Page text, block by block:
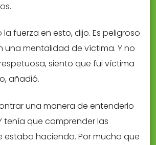
fuerza en esto, dijo. Es peligroso
una mentalidad de víctima. Y no
siento que fui víctima
añadió.
una manera de entenderlo
tenía que comprender las
estaba haciendo. Por mucho que